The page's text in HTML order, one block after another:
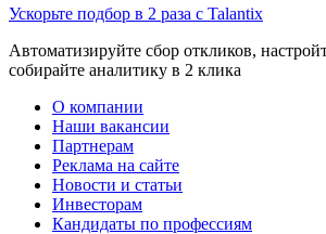
Ускорьте подбор в 2 раза с Talantix
Автоматизируйте сбор откликов,
собирайте аналитику в 2 клика
О компании
Наши вакансии
Партнерам
Реклама на сайте
Новости и статьи
Инвесторам
Кандидаты по профессиям